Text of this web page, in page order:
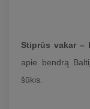
Stiprūs vakar –
apie bendrą
šūkis.